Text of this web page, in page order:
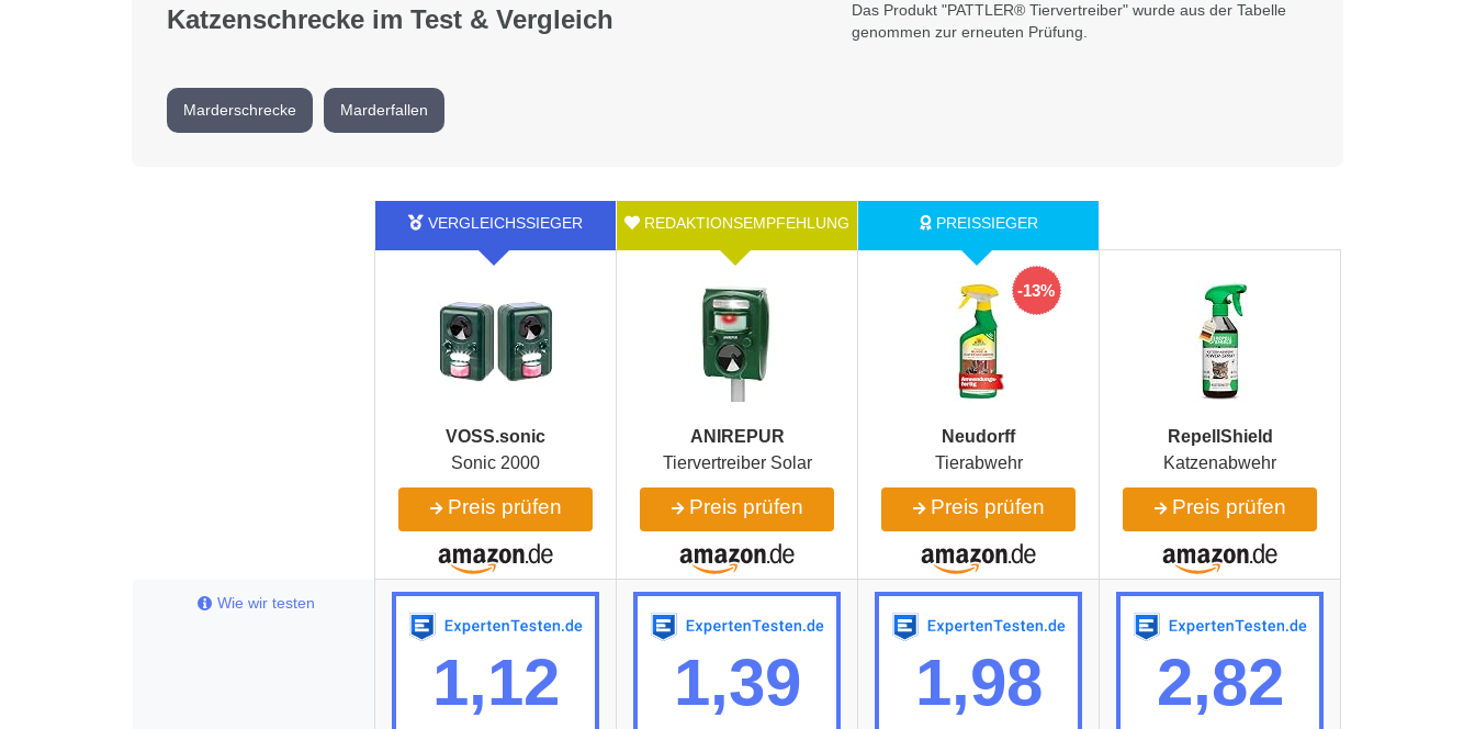
Katzenschrecke im Test & Vergleich
Das Produkt "PATTLER® Tiervertreiber" wurde aus der Tabelle
genommen zur erneuten Prüfung.
Marderschrecke Marderfallen
-13%
VOSS.sonic ANIREPUR Neudorff
RepellShield
Sonic 2000
Tiervertreiber Solar Tierabwehr Katzenabwehr
Preis prüfen Preis prüfen Preis prüfen Preis prüfen
1,12 1,39 1,98 2,82
Wie wir testen